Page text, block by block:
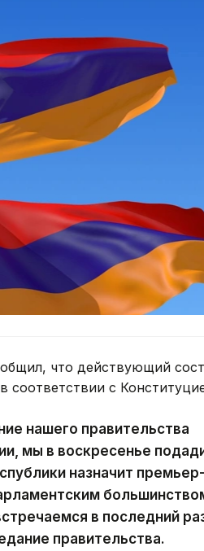
что действующий
соответствии с
нашего правительства
мы в воскресенье
назначит премьер-
в последний
правительства.